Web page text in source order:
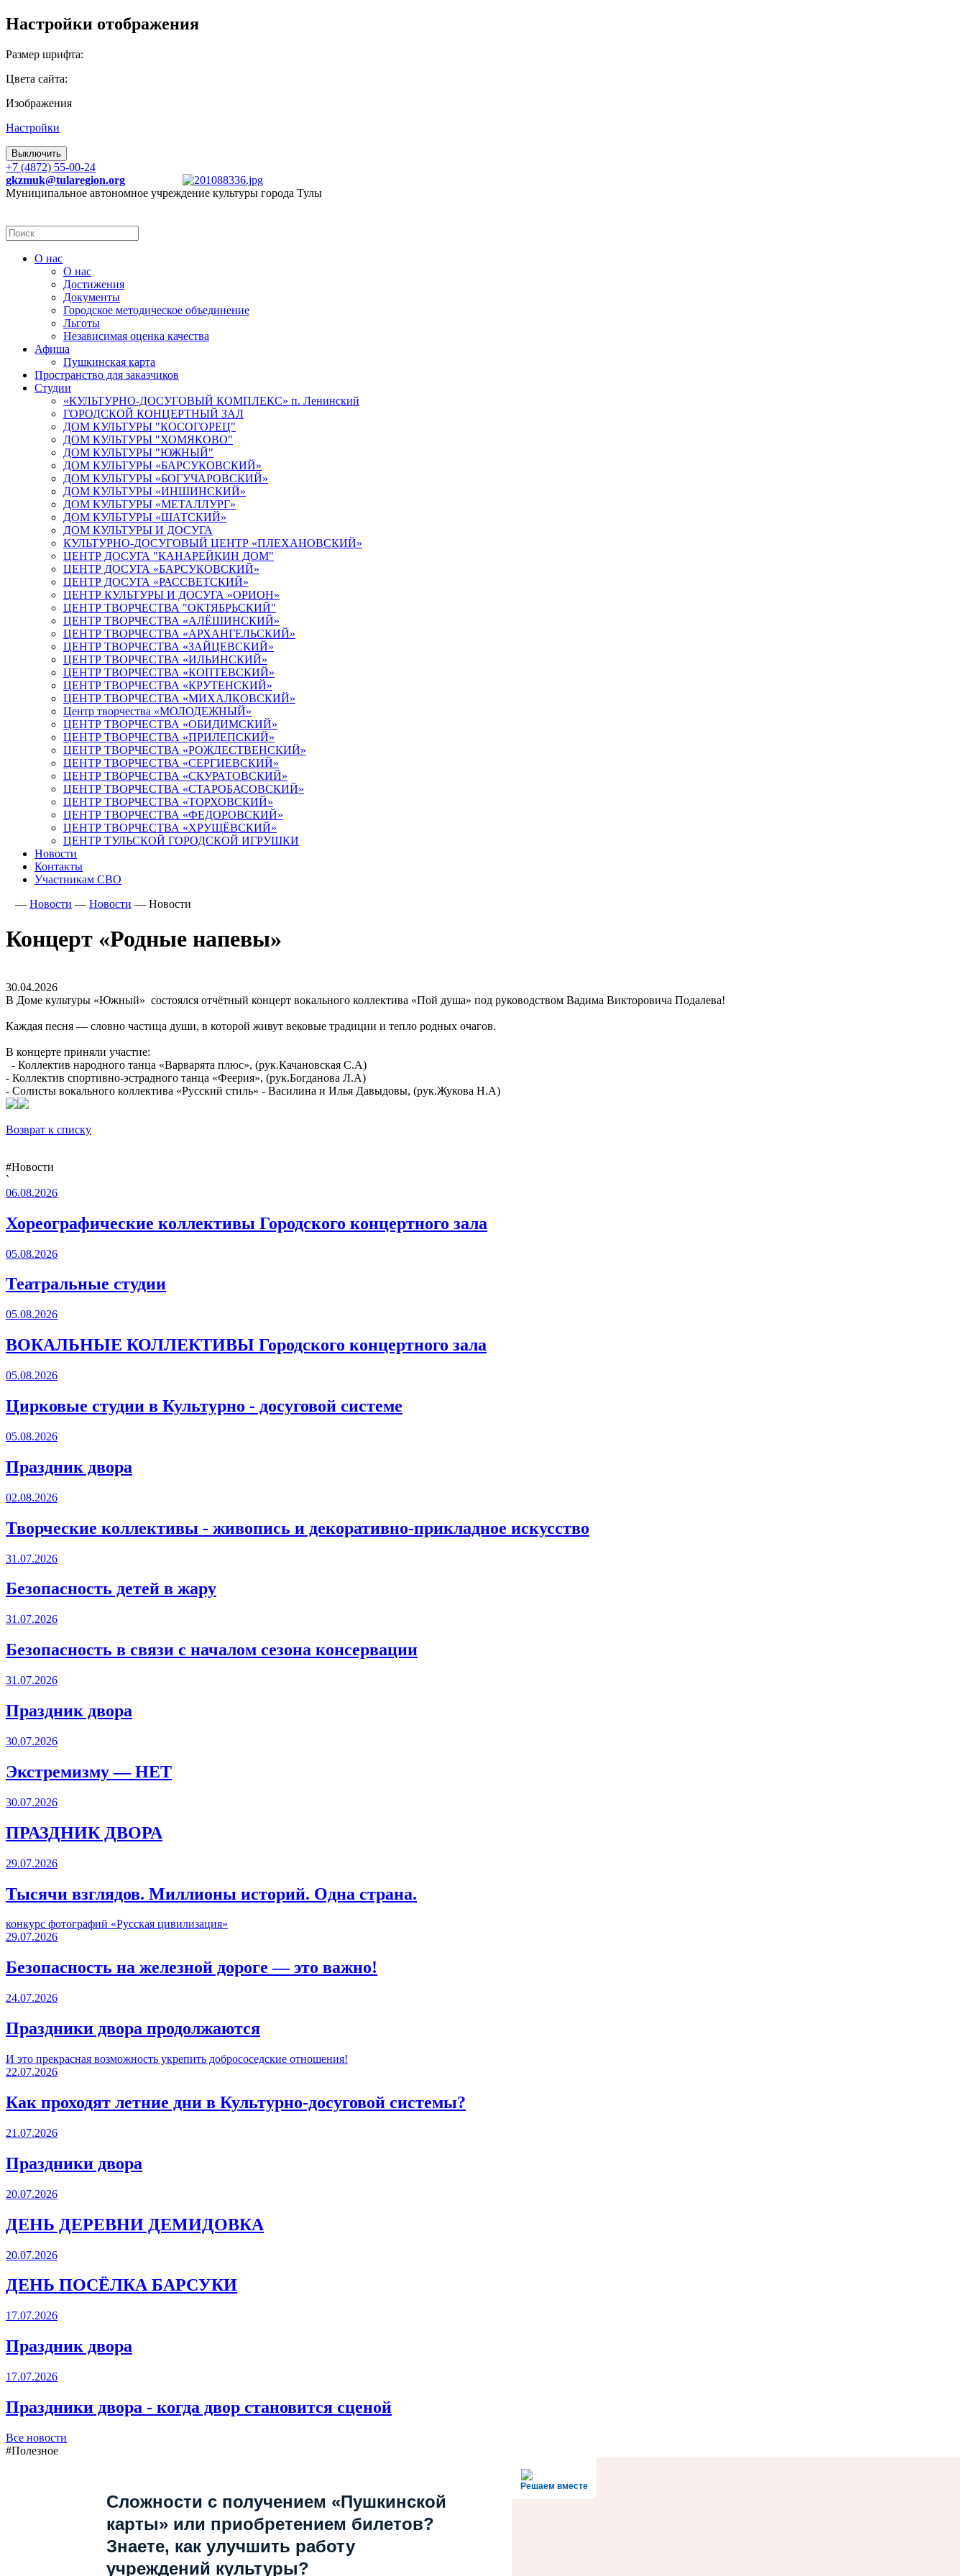
Настройки отображения
Размер шрифта:
Цвета сайта:
Изображения
Настройки
Выключить
+7 (4872) 55-00-24
gkzmuk@tularegion.org
Муниципальное автономное учреждение культуры города Тулы
О нас
О нас
Достижения
Документы
Городское методическое объединение
Льготы
Независимая оценка качества
Афиша
Пушкинская карта
Пространство для заказчиков
Студии
«КУЛЬТУРНО-ДОСУГОВЫЙ КОМПЛЕКС» п. Ленинский
ГОРОДСКОЙ КОНЦЕРТНЫЙ ЗАЛ
ДОМ КУЛЬТУРЫ "КОСОГОРЕЦ"
ДОМ КУЛЬТУРЫ "ХОМЯКОВО"
ДОМ КУЛЬТУРЫ "ЮЖНЫЙ"
ДОМ КУЛЬТУРЫ «БАРСУКОВСКИЙ»
ДОМ КУЛЬТУРЫ «БОГУЧАРОВСКИЙ»
ДОМ КУЛЬТУРЫ «ИНШИНСКИЙ»
ДОМ КУЛЬТУРЫ «МЕТАЛЛУРГ»
ДОМ КУЛЬТУРЫ «ШАТСКИЙ»
ДОМ КУЛЬТУРЫ И ДОСУГА
КУЛЬТУРНО-ДОСУГОВЫЙ ЦЕНТР «ПЛЕХАНОВСКИЙ»
ЦЕНТР ДОСУГА "КАНАРЕЙКИН ДОМ"
ЦЕНТР ДОСУГА «БАРСУКОВСКИЙ»
ЦЕНТР ДОСУГА «РАССВЕТСКИЙ»
ЦЕНТР КУЛЬТУРЫ И ДОСУГА «ОРИОН»
ЦЕНТР ТВОРЧЕСТВА "ОКТЯБРЬСКИЙ"
ЦЕНТР ТВОРЧЕСТВА «АЛЁШИНСКИЙ»
ЦЕНТР ТВОРЧЕСТВА «АРХАНГЕЛЬСКИЙ»
ЦЕНТР ТВОРЧЕСТВА «ЗАЙЦЕВСКИЙ»
ЦЕНТР ТВОРЧЕСТВА «ИЛЬИНСКИЙ»
ЦЕНТР ТВОРЧЕСТВА «КОПТЕВСКИЙ»
ЦЕНТР ТВОРЧЕСТВА «КРУТЕНСКИЙ»
ЦЕНТР ТВОРЧЕСТВА «МИХАЛКОВСКИЙ»
Центр творчества «МОЛОДЕЖНЫЙ»
ЦЕНТР ТВОРЧЕСТВА «ОБИДИМСКИЙ»
ЦЕНТР ТВОРЧЕСТВА «ПРИЛЕПСКИЙ»
ЦЕНТР ТВОРЧЕСТВА «РОЖДЕСТВЕНСКИЙ»
ЦЕНТР ТВОРЧЕСТВА «СЕРГИЕВСКИЙ»
ЦЕНТР ТВОРЧЕСТВА «СКУРАТОВСКИЙ»
ЦЕНТР ТВОРЧЕСТВА «СТАРОБАСОВСКИЙ»
ЦЕНТР ТВОРЧЕСТВА «ТОРХОВСКИЙ»
ЦЕНТР ТВОРЧЕСТВА «ФЕДОРОВСКИЙ»
ЦЕНТР ТВОРЧЕСТВА «ХРУЩЁВСКИЙ»
ЦЕНТР ТУЛЬСКОЙ ГОРОДСКОЙ ИГРУШКИ
Новости
Контакты
Участникам СВО
— Новости — Новости — Новости
Концерт «Родные напевы»
30.04.2026
В Доме культуры «Южный» состоялся отчётный концерт вокального коллектива «Пой душа» под руководством Вадима Викторовича Подалева!
Каждая песня — словно частица души, в которой живут вековые традиции и тепло родных очагов.
В концерте приняли участие:
- Коллектив народного танца «Варварята плюс», (рук.Качановская С.А)
- Коллектив спортивно-эстрадного танца «Феерия», (рук.Богданова Л.А)
- Солисты вокального коллектива «Русский стиль» - Василина и Илья Давыдовы, (рук.Жукова Н.А)
Возврат к списку
#Новости
`
06.08.2026
Хореографические коллективы Городского концертного зала
05.08.2026
Театральные студии
05.08.2026
ВОКАЛЬНЫЕ КОЛЛЕКТИВЫ Городского концертного зала
05.08.2026
Цирковые студии в Культурно - досуговой системе
05.08.2026
Праздник двора
02.08.2026
Творческие коллективы - живопись и декоративно-прикладное искусство
31.07.2026
Безопасность детей в жару
31.07.2026
Безопасность в связи с началом сезона консервации
31.07.2026
Праздник двора
30.07.2026
Экстремизму — НЕТ
30.07.2026
ПРАЗДНИК ДВОРА️
29.07.2026
Тысячи взглядов. Миллионы историй. Одна страна.
конкурс фотографий «Русская цивилизация»
29.07.2026
Безопасность на железной дороге — это важно!
24.07.2026
Праздники двора продолжаются
И это прекрасная возможность укрепить добрососедские отношения!
22.07.2026
Как проходят летние дни в Культурно-досуговой системы?
21.07.2026
Праздники двора
20.07.2026
ДЕНЬ ДЕРЕВНИ ДЕМИДОВКА
20.07.2026
ДЕНЬ ПОСЁЛКА БАРСУКИ
17.07.2026
Праздник двора
17.07.2026
Праздники двора - когда двор становится сценой
Все новости
#Полезное
Решаем вместе
Сложности с получением «Пушкинской
карты» или приобретением билетов?
Знаете, как улучшить работу
учреждений культуры?